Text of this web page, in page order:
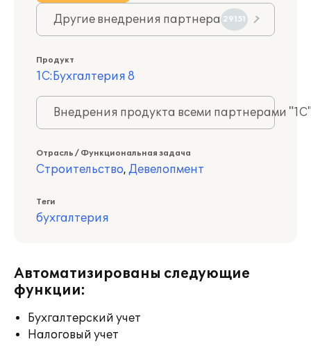
Другие внедрения партнера 29151
Продукт
1С:Бухгалтерия 8
Внедрения продукта всеми партнерами
Отрасль / Функциональная задача
Строительство, Девелопмент
Теги
бухгалтерия
Автоматизированы следующие
функции:
Бухгалтерский учет
Налоговый учет